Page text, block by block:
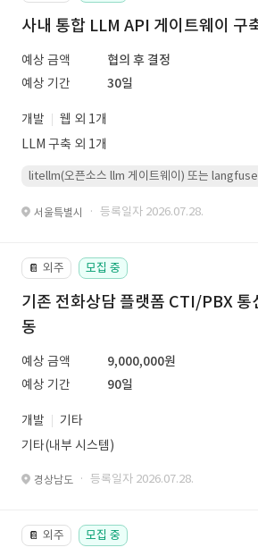
사내 통합 LLM API 게이트웨이 구
예상 금액
협의 후 결정
예상 기간
30일
개발
웹 외 1개
LLM 구축 외 1개
litellm(오픈소스 llm 게이트웨이) 또는
서울특별시 · 등록일자 2026.07.28.
📔 외주 모집 중
기존 전화상담 플랫폼 CTI/PBX 통
동
예상 금액
9,000,000원
예상 기간
90일
개발
기타
기타(내부 시스템)
경상남도 · 등록일자 2026.07.28.
📔 외주 모집 중